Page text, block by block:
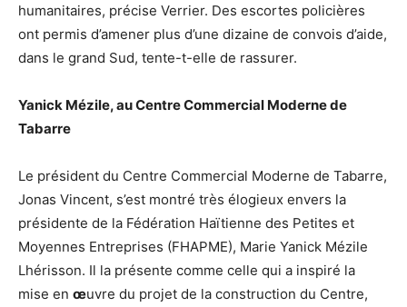
humanitaires, précise Verrier. Des escortes policières
ont permis d’amener plus d’une dizaine de convois d’aide,
dans le grand Sud, tente-t-elle de rassurer.
Yanick Mézile, au Centre Commercial Moderne de
Tabarre
Le président du Centre Commercial Moderne de Tabarre,
Jonas Vincent, s’est montré très élogieux envers la
présidente de la Fédération Haïtienne des Petites et
Moyennes Entreprises (FHAPME), Marie Yanick Mézile
Lhérisson. Il la présente comme celle qui a inspiré la
mise en œuvre du projet de la construction du Centre,